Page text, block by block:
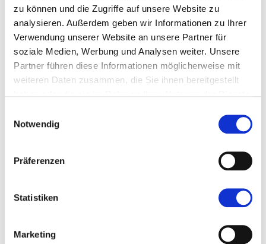
zu können und die Zugriffe auf unsere Website zu
analysieren. Außerdem geben wir Informationen zu Ihrer
Verwendung unserer Website an unsere Partner für
soziale Medien, Werbung und Analysen weiter. Unsere
Partner führen diese Informationen möglicherweise mit
weiteren Daten zusammen, die Sie ihnen bereitgestellt
Notwendig
Präferenzen
Statistiken
Marketing
Mehr zu I-Pro1